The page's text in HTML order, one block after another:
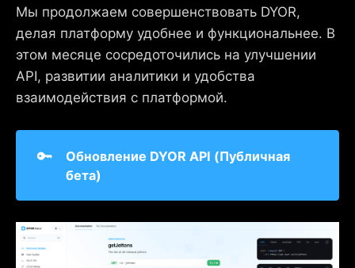
Мы продолжаем совершенствовать DYOR,
делая платформу удобнее и функциональнее. В
этом месяце сосредоточились на улучшении
API, развитии аналитики и удобства
взаимодействия с платформой.
🔑
Обновление DYOR API (Публичная
бета)